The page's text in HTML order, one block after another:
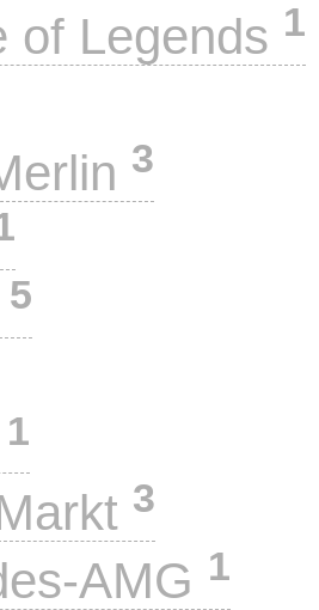
of Legends 1
3
5
1
3
AMG 1